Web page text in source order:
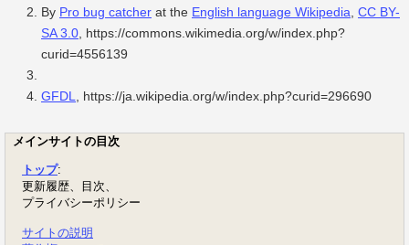
By Pro bug catcher at the English language Wikipedia, CC BY-
SA 3.0, https://commons.wikimedia.org/w/index.php?
curid=4556139
GFDL, https://ja.wikipedia.org/w/index.php?curid=296690